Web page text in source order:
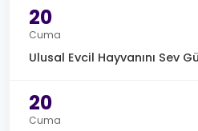
20
Cuma
Ulusal Evcil Hayvanını Sev
20
Cuma